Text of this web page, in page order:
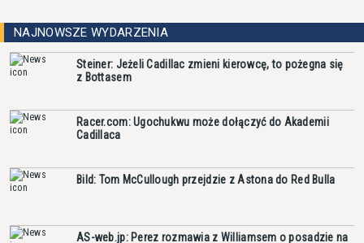
NAJNOWSZE WYDARZENIA
Steiner: Jeżeli Cadillac zmieni kierowcę, to pożegna się
z Bottasem
Racer.com: Ugochukwu może dołączyć do Akademii
Cadillaca
Bild: Tom McCullough przejdzie z Astona do Red Bulla
AS-web.jp: Perez rozmawia z Williamsem o posadzie na